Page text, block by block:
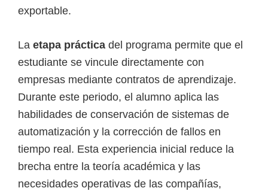
exportable.
La etapa práctica del programa permite que el
estudiante se vincule directamente con
empresas mediante contratos de aprendizaje.
Durante este periodo, el alumno aplica las
habilidades de conservación de sistemas de
automatización y la corrección de fallos en
tiempo real. Esta experiencia inicial reduce la
brecha entre la teoría académica y las
necesidades operativas de las compañías,